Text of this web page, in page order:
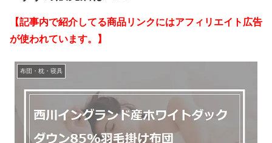
【記事内で紹介してる商品リンクにはアフィリエイト広告
が使われています。】
布団・枕・寝具